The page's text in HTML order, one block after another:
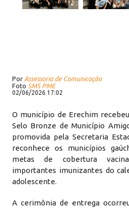
Por Assessoria de Comunicação
Foto SMS PME
02/06/2026 17:02
O município de Erechim
Selo Bronze de Município
promovida pela Secretaria
reconhece os municípios
metas de cobertura
importantes imunizantes do
adolescente.
A cerimônia de entrega